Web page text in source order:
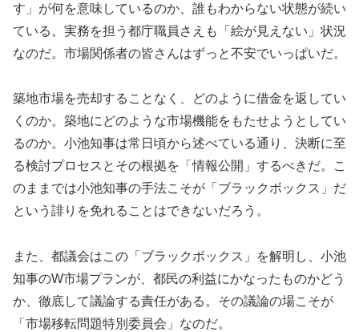
す」が何を意味しているのか、誰もわからない状態が続い
ている。実務を担う都庁職員さえも「絵が見えない」状況
なのだ。市場関係者の皆さんはずっと不安でいっぱいだ。
築地市場を売却することなく、どのように借金を返してい
くのか。築地にどのような市場機能をもたせようとしてい
るのか。小池知事は常日頃から述べている通り、決断に至
る検討プロセスとその根拠を「情報公開」するべきだ。こ
のままでは小池知事の手法こそが「ブラックボックス」だ
という誹りを免れることはできないだろう。
また、都議会はこの「ブラックボックス」を解明し、小池
知事のW市場プランが、都民の利益にかなったものかどう
か、徹底して議論する責任がある。その議論の場こそが
「市場移転問題特別委員会」なのだ。